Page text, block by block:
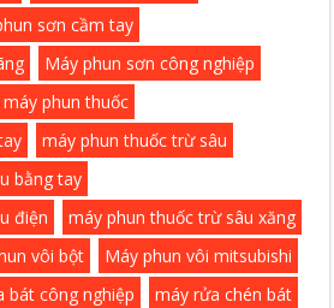
sơn cầm tay
Máy phun sơn công nghiệp
máy phun thuốc
máy phun thuốc trừ sâu
bằng tay
điện
máy phun thuốc trừ sâu xăng
vôi bột
Máy phun vôi mitsubishi
bát công nghiệp
máy rửa chén bát